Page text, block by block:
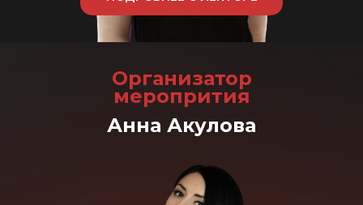
Анна Акулова
Организатор
меропрития